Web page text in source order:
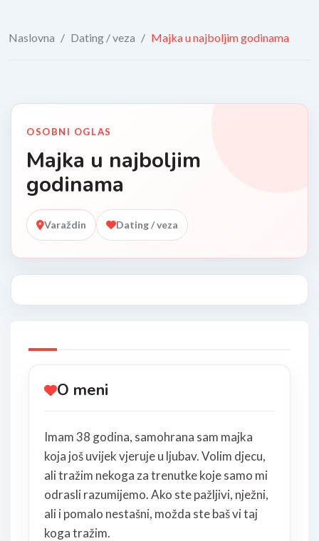
Naslovna / Dating / veza / Majka u najboljim godinama
OSOBNI OGLAS
Majka u najboljim
godinama
Varaždin Dating / veza
O meni
Imam 38 godina, samohrana sam majka
koja još uvijek vjeruje u ljubav. Volim djecu,
ali tražim nekoga za trenutke koje samo mi
odrasli razumijemo. Ako ste pažljivi, nježni,
ali i pomalo nestašni, možda ste baš vi taj
koga tražim.